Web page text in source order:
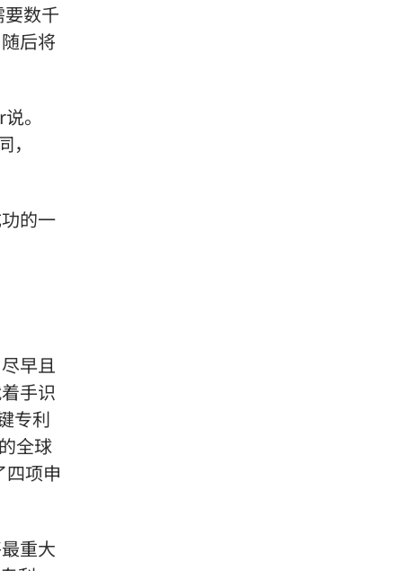
数千
后将
。
的一
早且
手识
专利
全球
项申
重大